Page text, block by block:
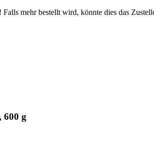
mehr bestellt wird, könnte dies das
600 g